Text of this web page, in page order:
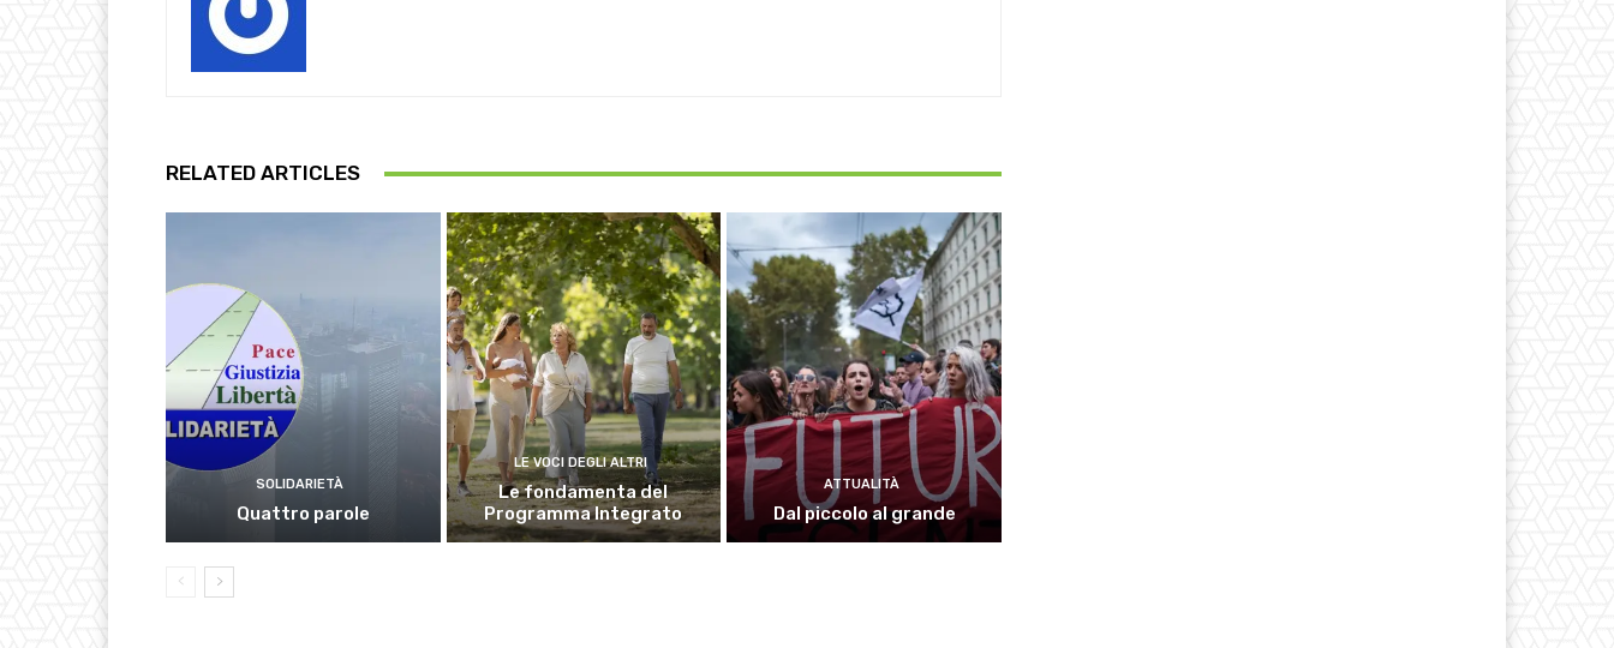
RELATED ARTICLES
SOLIDARIETÀ
Quattro parole
LE VOCI DEGLI ALTRI
Le fondamenta del
Programma Integrato
ATTUALITÀ
Dal piccolo al grande